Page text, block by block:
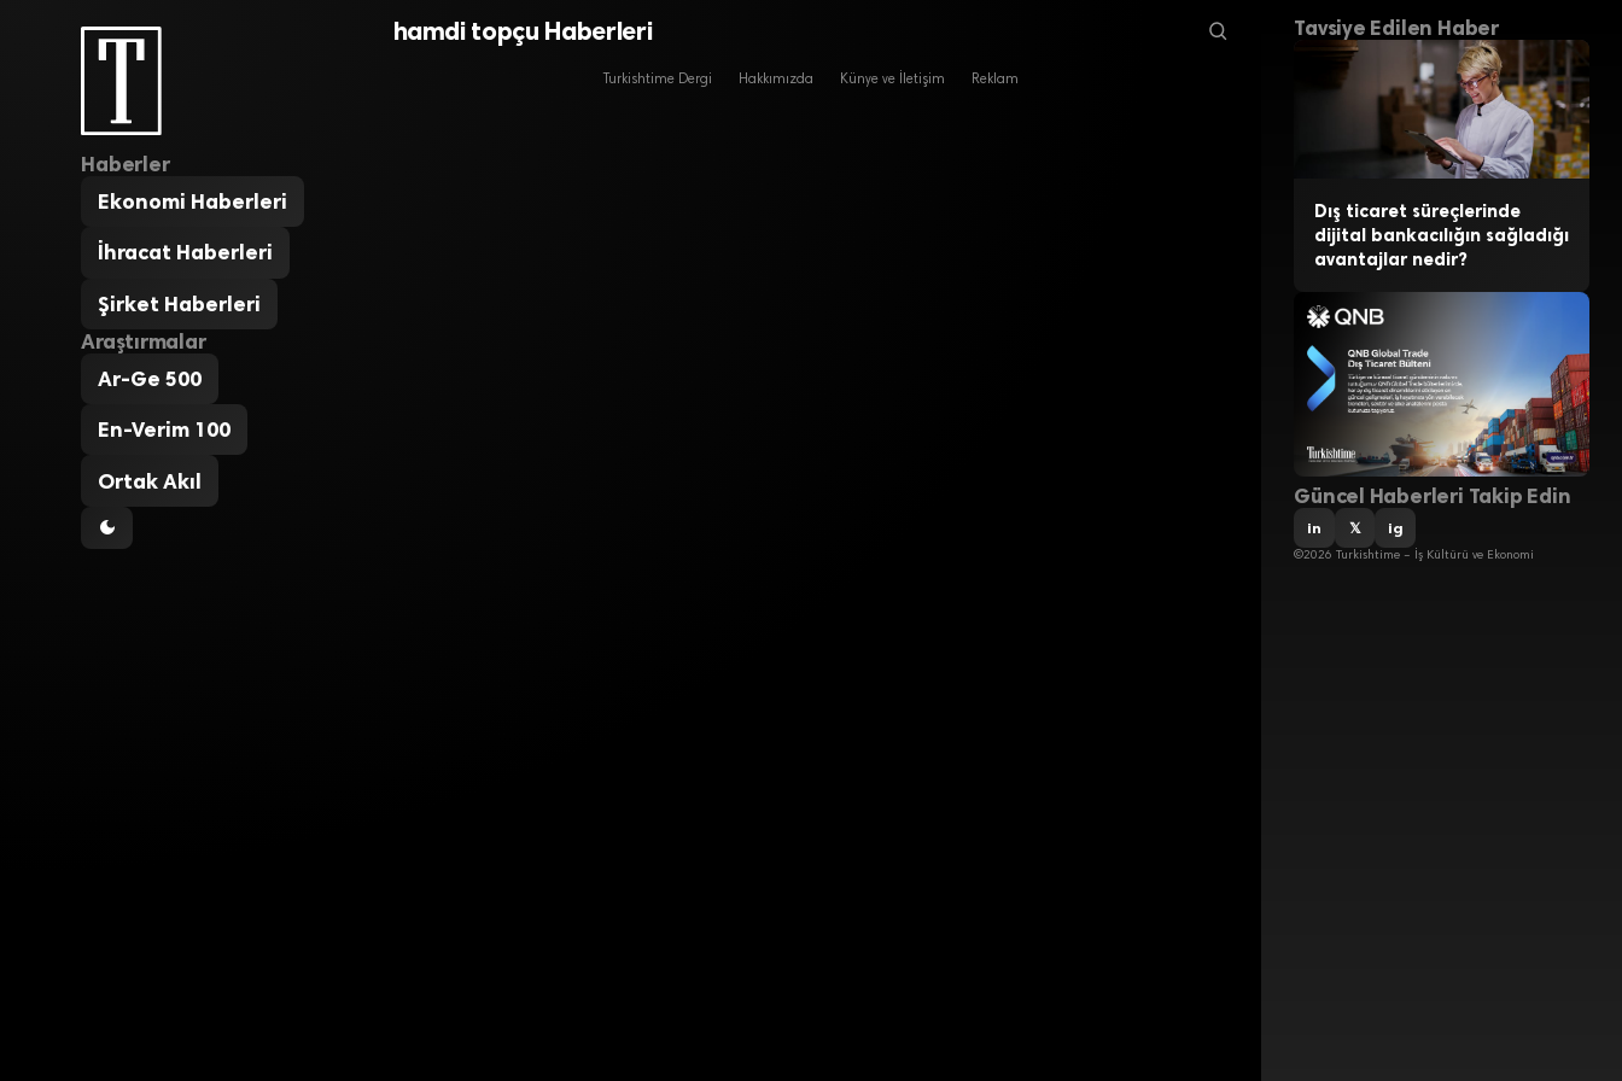
Haberler
Ekonomi Haberleri
İhracat Haberleri
Şirket Haberleri
Araştırmalar
Ar-Ge 500
En-Verim 100
Ortak Akıl
hamdi topçu Haberleri
Turkishtime Dergi Hakkımızda Künye ve İletişim Reklam
Tavsiye Edilen Haber
Dış ticaret süreçlerinde
dijital bankacılığın sağladığı
avantajlar nedir?
Güncel Haberleri Takip Edin
in 𝕏 ig
©2026 Turkishtime – İş Kültürü ve Ekonomi